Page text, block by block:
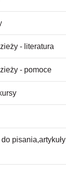
- literatura
- pomoce
pisania,artykuły